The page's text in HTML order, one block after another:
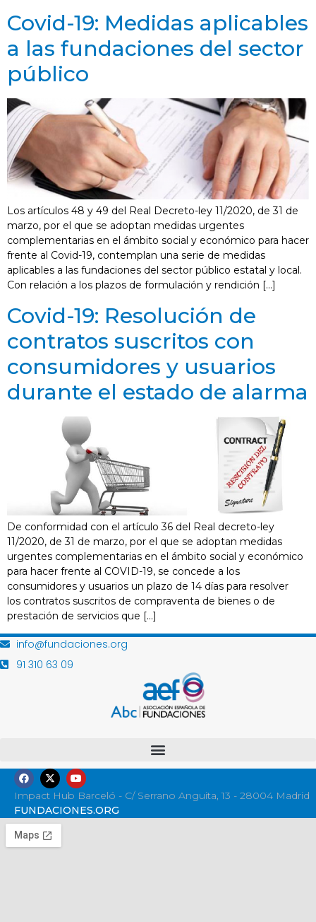
Covid-19: Medidas aplicables
a las fundaciones del sector
público
Los artículos 48 y 49 del Real Decreto-ley 11/2020, de 31 de
marzo, por el que se adoptan medidas urgentes
complementarias en el ámbito social y económico para hacer
frente al Covid-19, contemplan una serie de medidas
aplicables a las fundaciones del sector público estatal y local.
Con relación a los plazos de formulación y rendición […]
Covid-19: Resolución de
contratos suscritos con
consumidores y usuarios
durante el estado de alarma
De conformidad con el artículo 36 del Real decreto-ley
11/2020, de 31 de marzo, por el que se adoptan medidas
urgentes complementarias en el ámbito social y económico
para hacer frente al COVID-19, se concede a los
consumidores y usuarios un plazo de 14 días para resolver
los contratos suscritos de compraventa de bienes o de
prestación de servicios que […]
info@fundaciones.org
91 310 63 09
Impact Hub Barceló - C/ Serrano Anguita, 13 - 28004 Madrid
FUNDACIONES.ORG